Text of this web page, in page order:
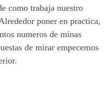
como trabaja nuestro
poner en practica,
numeros de minas
de mirar empecemos